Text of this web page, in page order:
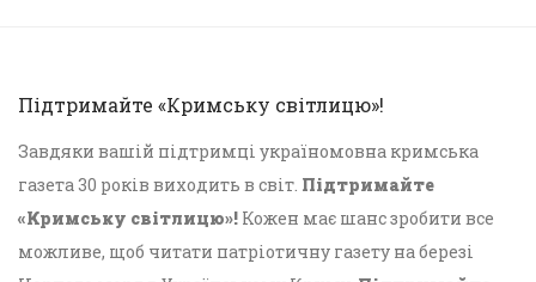
Підтримайте «Кримську світлицю»!
Завдяки вашій підтримці україномовна кримська
газета 30 років виходить в світ. Підтримайте
«Кримську світлицю»! Кожен має шанс зробити все
можливе, щоб читати патріотичну газету на березі